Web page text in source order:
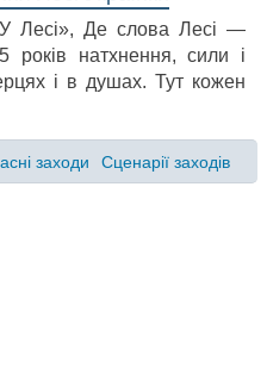
Лесі», Де слова Лесі —
років натхнення, сили і
і в душах. Тут кожен
заходи Сценарії заходів